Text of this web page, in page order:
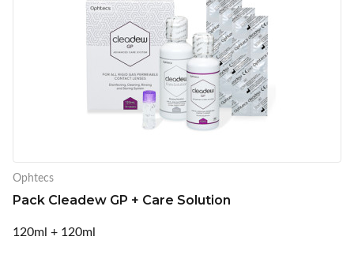
Ophtecs
Pack Cleadew GP + Care Solution
120ml + 120ml